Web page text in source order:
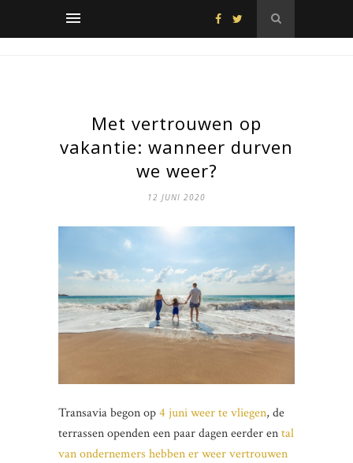
Met vertrouwen op
vakantie: wanneer durven
we weer?
12 JUNI 2020
Transavia begon op4 juni weer te vliegen, de
terrassen openden een paar dagen eerder ental
van ondernemers hebben er weer vertrouwen